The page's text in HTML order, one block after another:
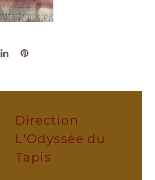
LinkedInPinterest
Direction
L'Odyssée du
Tapis